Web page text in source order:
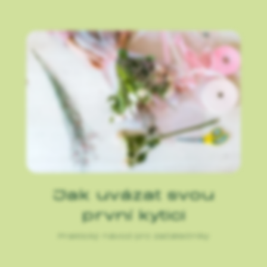
Jak uvázat svou
první kytici
Praktický návod pro začátečníky